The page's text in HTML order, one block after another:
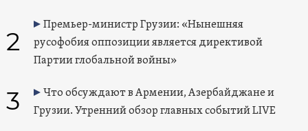
2
Премьер-министр Грузии: «Нынешняя
русофобия оппозиции является директивой
Партии глобальной войны»
3
Что обсуждают в Армении, Азербайджане и
Грузии. Утренний обзор главных событий LIVE